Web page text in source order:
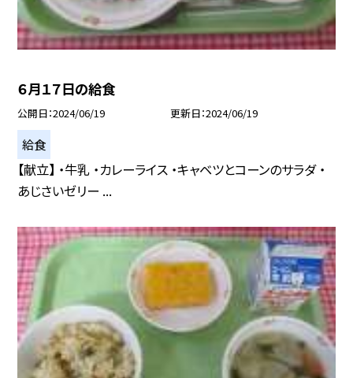
６月１７日の給食
公開日 2024/06/19 更新日 2024/06/19
給食
【献立】 ・牛乳 ・カレーライス ・キャベツとコーンのサラダ ・
あじさいゼリー ...